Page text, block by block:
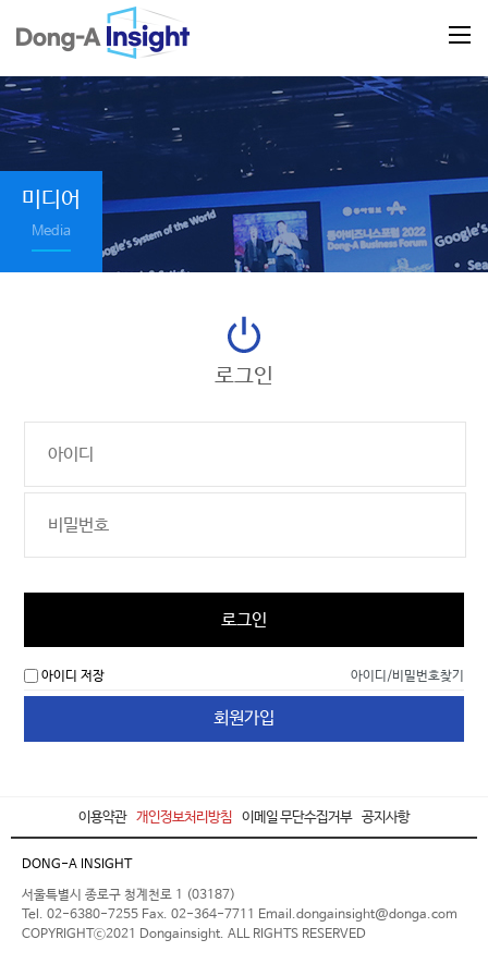
미디어
Media
로그인
로그인
아이디 저장 아이디/비밀번호찾기
회원가입
이용약관 개인정보처리방침 이메일 무단수집거부 공지사항
DONG-A INSIGHT
서울특별시 종로구 청계천로 1 (03187)
Tel. 02-6380-7255 Fax. 02-364-7711 Email.dongainsight@donga.com
COPYRIGHTⓒ2021 Dongainsight. ALL RIGHTS RESERVED